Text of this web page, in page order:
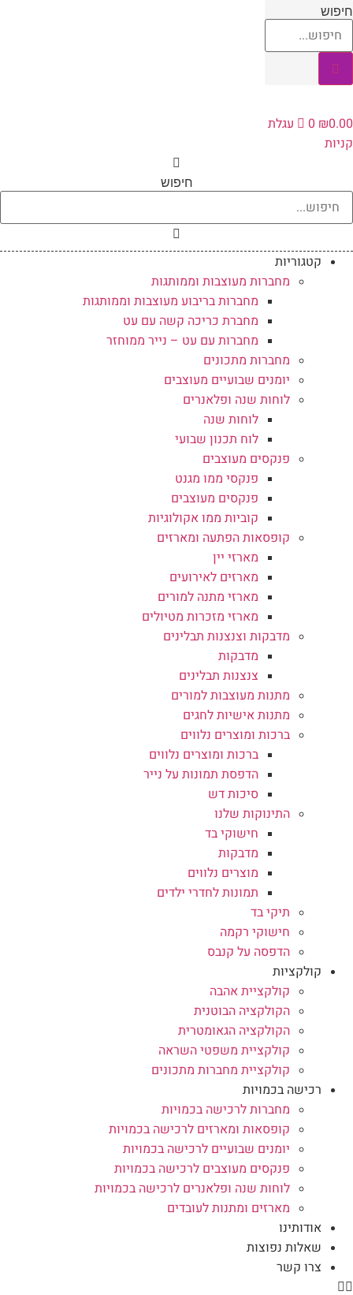
דלג
לתוכן
חיפוש
₪0.00
0
עגלת
קניות
חיפוש
קטגוריות
מחברות מעוצבות וממותגות
מחברות בריבוע מעוצבות וממותגות
מחברת כריכה קשה עם עט
מחברות עם עט – נייר ממוחזר
מחברות מתכונים
יומנים שבועיים מעוצבים
לוחות שנה ופלאנרים
לוחות שנה
לוח תכנון שבועי
פנקסים מעוצבים
פנקסי ממו מגנט
פנקסים מעוצבים
קוביות ממו אקולוגיות
קופסאות הפתעה ומארזים
מארזי יין
מארזים לאירועים
מארזי מתנה למורים
מארזי מזכרות מטיולים
מדבקות וצנצנות תבלינים
מדבקות
צנצנות תבלינים
מתנות מעוצבות למורים
מתנות אישיות לחגים
ברכות ומוצרים נלווים
ברכות ומוצרים נלווים
הדפסת תמונות על נייר
סיכות דש
התינוקות שלנו
חישוקי בד
מדבקות
מוצרים נלווים
תמונות לחדרי ילדים
תיקי בד
חישוקי רקמה
הדפסה על קנבס
קולקציות
קולקציית אהבה
הקולקציה הבוטנית
הקולקציה הגאומטרית
קולקציית משפטי השראה
קולקציית מחברות מתכונים
רכישה בכמויות
מחברות לרכישה בכמויות
קופסאות ומארזים לרכישה בכמויות
יומנים שבועיים לרכישה בכמויות
פנקסים מעוצבים לרכישה בכמויות
לוחות שנה ופלאנרים לרכישה בכמויות
מארזים ומתנות לעובדים
אודותינו
שאלות נפוצות
צרו קשר